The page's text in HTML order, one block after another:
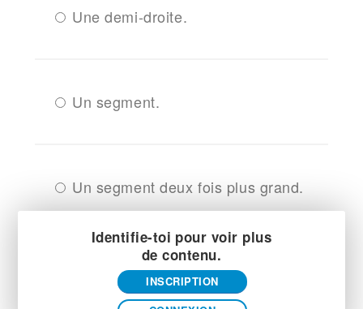
Une demi-droite.
Un segment.
Un segment deux fois plus grand.
Correction
Identifie-toi pour voir plus
de contenu.
INSCRIPTION